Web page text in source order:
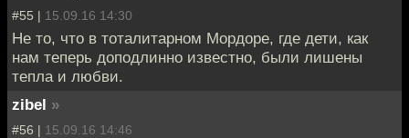
#55 | 15.09.16 14:30
Не то, что в тоталитарном Мордоре, где дети, как
нам теперь доподлинно известно, были лишены
тепла и любви.
zibel »
#56 | 15.09.16 14:46